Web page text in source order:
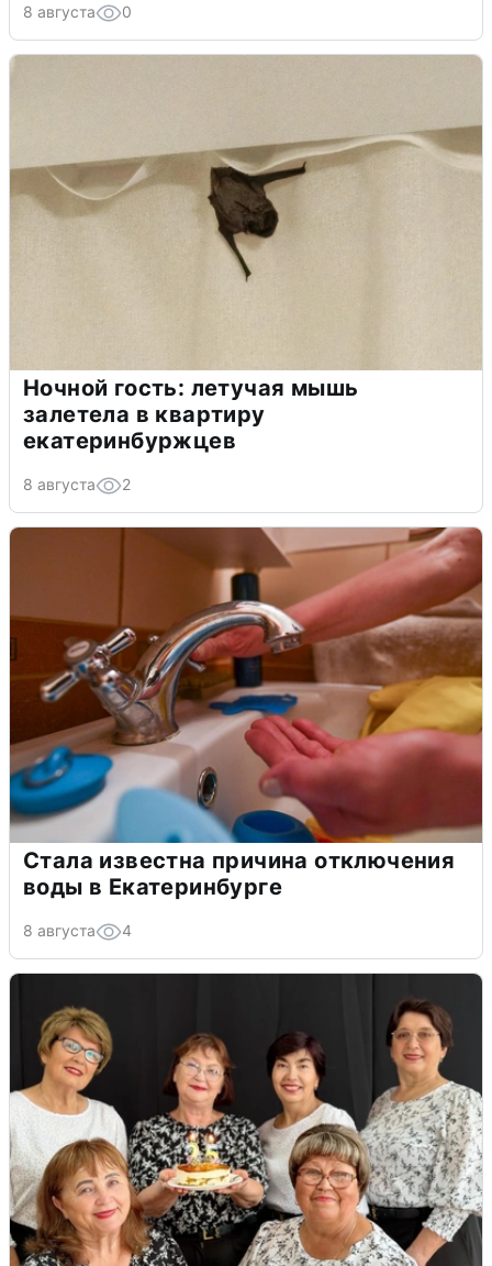
8 августа 0
Ночной гость: летучая мышь
залетела в квартиру
екатеринбуржцев
8 августа 2
Стала известна причина отключения
воды в Екатеринбурге
8 августа 4